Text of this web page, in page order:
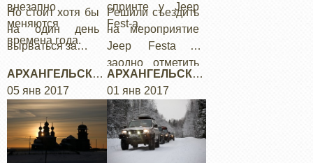
внезапно
меняются
времена года.
Но стоит хотя бы
на один день
вырваться за…
спринте у Jeep
Fest-а.
Решили съездить
на мероприятие
Jeep Festa и
заодно отметить
мой…
АРХАНГЕЛЬСКА
Я КРУГОСВЕТКА:
ЧАСТЬ 2АЯ,
ХОЛОДНАЯ
05 янв 2017
АРХАНГЕЛЬСКА
Я КРУГОСВЕТКА
В -47 ГРАДУСОВ:
ТЕПЛО
01 янв 2017